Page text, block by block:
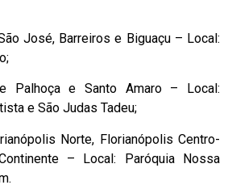
José, Barreiros e Biguaçu – Local:
Palhoça e Santo Amaro – Local:
e São Judas Tadeu;
Norte, Florianópolis Centro-
– Local: Paróquia Nossa